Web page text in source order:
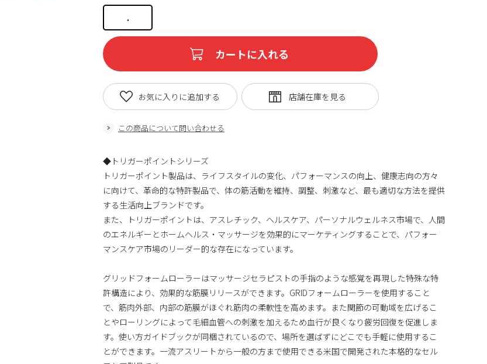
.
カートに入れる
この商品について問い合わせる
お気に入りに追加する
◆トリガーポイントシリーズ
トリガーポイント製品は、ライフスタイルの変化、パフォーマンスの向上、健康志向の方々
に向けて、革命的な特許製品で、体の筋活動を維持、調整、刺激など、最も適切な方法を提供
する生活向上ブランドです。
また、トリガーポイントは、アスレチック、ヘルスケア、パーソナルウェルネス市場で、人間
のエネルギーとホームヘルス・マッサージを効果的にマーケティングすることで、パフォー
マンスケア市場のリーダー的な存在になっています。
グリッドフォームローラーはマッサージセラピストの手指のような感覚を再現した特殊な特
許構造により、効果的な筋膜リリースができます。GRIDフォームローラーを使用すること
で、筋肉外部、内部の筋膜がほぐれ筋肉の柔軟性を高めます。また関節の可動域を広げるこ
とやローリングによって毛細血管への刺激を加えるため血行が良くなり疲労回復を促進しま
す。使い方ガイドブックが同梱されているので、場所を選ばずにどこでも手軽に使用するこ
とができます。一流アスリートから一般の方まで使用できる米国で開発された本格的なセル